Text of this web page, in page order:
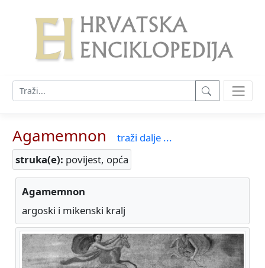
Agamemnon
traži dalje ...
struka(e): povijest, opća
Agamemnon
argoski i mikenski kralj